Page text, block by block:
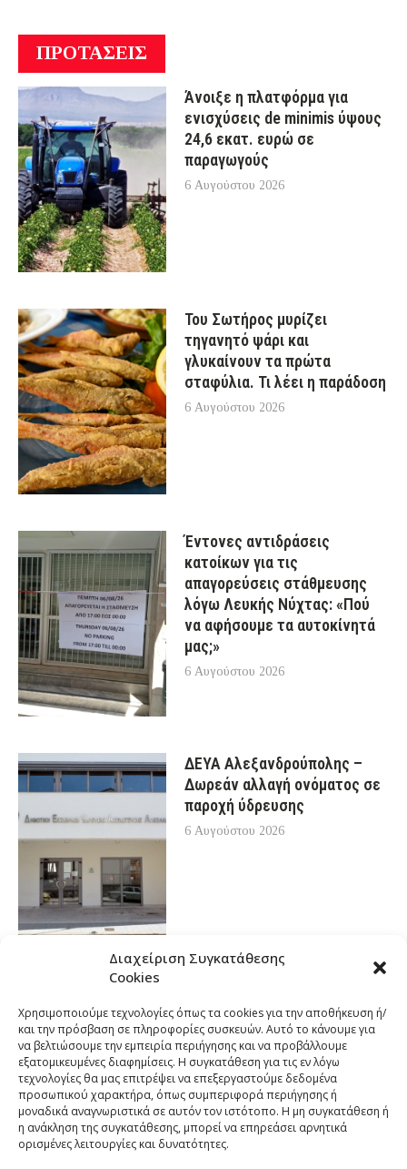
Διαχείριση Συγκατάθεσης
Cookies
Χρησιμοποιούμε τεχνολογίες όπως τα cookies για την αποθήκευση ή/
και την πρόσβαση σε πληροφορίες συσκευών. Αυτό το κάνουμε για
να βελτιώσουμε την εμπειρία περιήγησης και να προβάλλουμε
εξατομικευμένες διαφημίσεις. Η συγκατάθεση για τις εν λόγω
τεχνολογίες θα μας επιτρέψει να επεξεργαστούμε δεδομένα
προσωπικού χαρακτήρα, όπως συμπεριφορά περιήγησης ή
μοναδικά αναγνωριστικά σε αυτόν τον ιστότοπο. Η μη συγκατάθεση ή
η ανάκληση της συγκατάθεσης, μπορεί να επηρεάσει αρνητικά
ορισμένες λειτουργίες και δυνατότητες.
ΠΡΟΤΑΣΕΙΣ
Άνοιξε η πλατφόρμα για
ενισχύσεις de minimis ύψους
24,6 εκατ. ευρώ σε
παραγωγούς
6 Αυγούστου 2026
Του Σωτήρος μυρίζει
τηγανητό ψάρι και
γλυκαίνουν τα πρώτα
σταφύλια. Τι λέει η παράδοση
6 Αυγούστου 2026
Έντονες αντιδράσεις
κατοίκων για τις
απαγορεύσεις στάθμευσης
λόγω Λευκής Νύχτας: «Πού
να αφήσουμε τα αυτοκίνητά
μας;»
6 Αυγούστου 2026
ΔΕΥΑ Αλεξανδρούπολης –
Δωρεάν αλλαγή ονόματος σε
παροχή ύδρευσης
6 Αυγούστου 2026